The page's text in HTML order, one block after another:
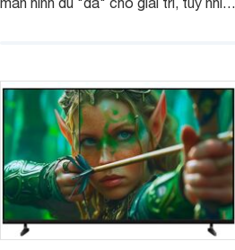
dùng cho phòng bao nhiêu m2?